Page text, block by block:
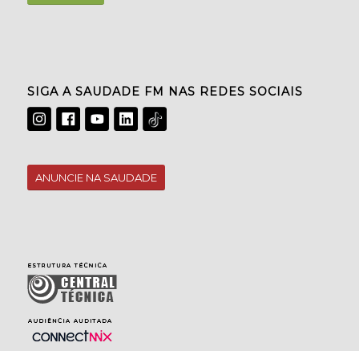
SIGA A SAUDADE FM NAS REDES SOCIAIS
ANUNCIE NA SAUDADE